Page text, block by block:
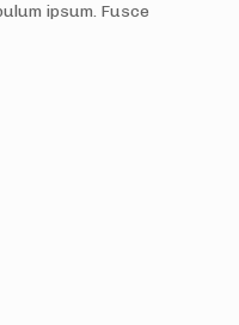
ipsum. Fusce